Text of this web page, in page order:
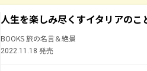
人生を楽しみ尽くすイタリアのこ
BOOKS 旅の名言＆絶景
2022.11.18 発売